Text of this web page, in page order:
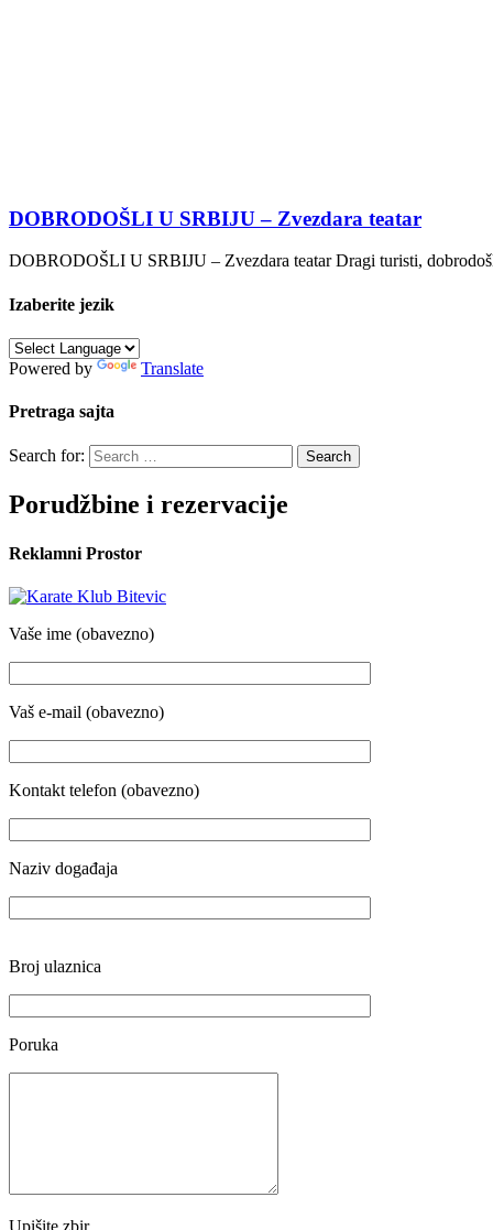
DOBRODOŠLI U SRBIJU – Zvezdara teatar
DOBRODOŠLI U SRBIJU – Zvezdara teatar Dragi turisti,
Izaberite jezik
Powered by Translate
Pretraga sajta
Search for:
Porudžbine i rezervacije
Reklamni Prostor
Vaše ime (obavezno)
Vaš e-mail (obavezno)
Kontakt telefon (obavezno)
Naziv događaja
Broj ulaznica
Poruka
Upišite zbir